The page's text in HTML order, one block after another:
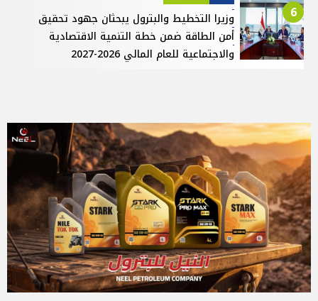
6
وزيرا التخطيط والبترول يبحثان جهود تحقيق
أمن الطاقة ضمن خطة التنمية الاقتصادية
والاجتماعية للعام المالي 2026-2027